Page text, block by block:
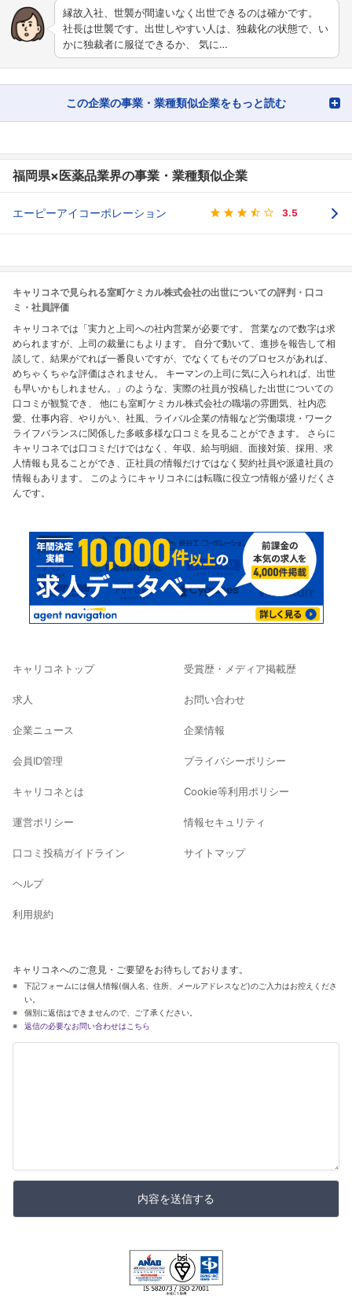
縁故入社、世襲が間違いなく出世できるのは確かです。
社長は世襲です。出世しやすい人は、独裁化の状態で、い
かに独裁者に服従できるか、 気に…
この企業の事業・業種類似企業をもっと読む
福岡県×医薬品業界の事業・業種類似企業
エーピーアイコーポレーション 3.5
キャリコネで見られる室町ケミカル株式会社の出世についての評判・口コ
ミ・社員評価
キャリコネでは「実力と上司への社内営業が必要です。 営業なので数字は求
められますが、上司の裁量にもよります。 自分で動いて、進捗を報告して相
談して、結果がでれば一番良いですが、でなくてもそのプロセスがあれば、
めちゃくちゃな評価はされません。 キーマンの上司に気に入られれば、出世
も早いかもしれません。」のような、実際の社員が投稿した出世についての
口コミが観覧でき、 他にも室町ケミカル株式会社の職場の雰囲気、社内恋
愛、仕事内容、やりがい、社風、ライバル企業の情報など労働環境・ワーク
ライフバランスに関係した多岐多様な口コミを見ることができます。 さらに
キャリコネでは口コミだけではなく、年収、給与明細、面接対策、採用、求
人情報も見ることができ、正社員の情報だけではなく契約社員や派遣社員の
情報もあります。 このようにキャリコネには転職に役立つ情報が盛りだくさ
んです。
キャリコネトップ
求人
企業ニュース
会員ID管理
キャリコネとは
運営ポリシー
口コミ投稿ガイドライン
ヘルプ
利用規約
受賞歴・メディア掲載歴
お問い合わせ
企業情報
プライバシーポリシー
Cookie等利用ポリシー
情報セキュリティ
サイトマップ
キャリコネへのご意見・ご要望をお待ちしております。
下記フォームには個人情報(個人名、住所、メールアドレスなど)のご入力はお控えくださ
い。
個別に返信はできませんので、ご了承ください。
返信の必要なお問い合わせはこちら
内容を送信する